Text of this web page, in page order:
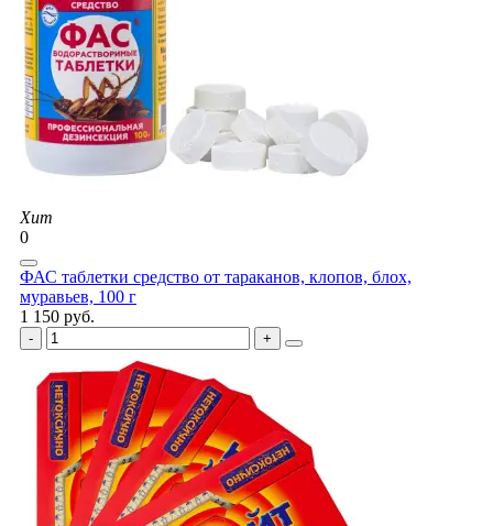
Хит
0
ФАС таблетки средство от тараканов, клопов, блох,
муравьев, 100 г
1 150 руб.